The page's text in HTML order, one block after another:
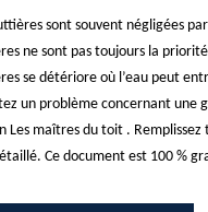
sont souvent négligées
ne sont pas toujours la
se détériore où l’eau peut
un problème concernant une
Les maîtres du toit .
Ce document est 100 %